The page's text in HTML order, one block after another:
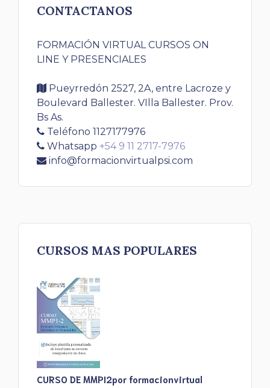
CONTACTANOS
FORMACIÓN VIRTUAL CURSOS ON
LINE Y PRESENCIALES
Pueyrredón 2527, 2A, entre Lacroze y
Boulevard Ballester. VIlla Ballester. Prov.
Bs As.
Teléfono 1127177976
Whatsapp +54 9 11 2717-7976
info@formacionvirtualpsi.com
CURSOS MAS POPULARES
CURSO DE MMPI2por formacionvirtual